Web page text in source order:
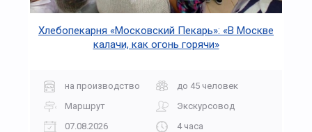
Хлебопекарня «Московский Пекарь»: «В Москве
калачи, как огонь горячи»
на производство
до 45 человек
Маршрут
Экскурсовод
07.08.2026
4 часа